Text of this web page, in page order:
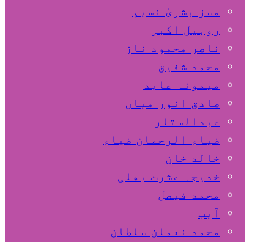
مسز بشریٰ نسیم
روہیل اکبر
ناصر محمود ناز
محمد شفیق
میمونہ عابد
صادق انور میاں
عبدالستار
ضیاء الرحمان ضیاء
خالد خان
خدیجہ عشرت بھلی
محمد فیصل
آیب
محمد نعمان سلطان